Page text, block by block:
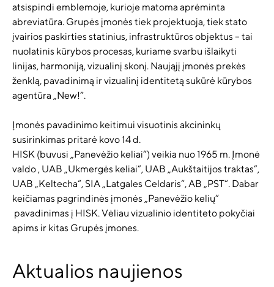
atsispindi emblemoje, kurioje matoma aprėminta
abreviatūra. Grupės įmonės tiek projektuoja, tiek stato
įvairios paskirties statinius, infrastruktūros objektus – tai
nuolatinis kūrybos procesas, kuriame svarbu išlaikyti
linijas, harmoniją, vizualinį skonį. Naująjį įmonės prekės
ženklą, pavadinimą ir vizualinį identitetą sukūrė kūrybos
agentūra „New!”.
Įmonės pavadinimo keitimui visuotinis akcininkų
susirinkimas pritarė kovo 14 d.
HISK (buvusi „Panevėžio keliai“) veikia nuo 1965 m. Įmonė
valdo , UAB „Ukmergės keliai”, UAB „Aukštaitijos traktas”,
UAB „Keltecha“, SIA „Latgales Celdaris“, AB „PST“. Dabar
keičiamas pagrindinės įmonės „Panevėžio kelių“
pavadinimas į HISK. Vėliau vizualinio identiteto pokyčiai
apims ir kitas Grupės įmones.
Aktualios naujienos